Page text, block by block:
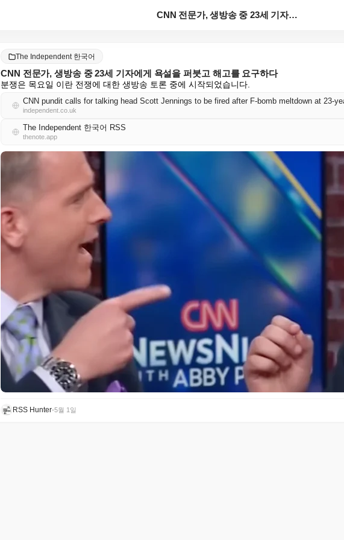
CNN 전문가, 생방송 중 23세 기자에게 욕설을 퍼붓...
The Independent 한국어
CNN 전문가, 생방송 중 23세 기자에게 욕설을 퍼붓고 해고를 요구하다
분쟁은 목요일 이란 전쟁에 대한 생방송 토론 중에 시작되었습니다.
CNN pundit calls for talking head Scott Jennings to be fired after F-bomb meltdown at 23-
independent.co.uk
The Independent 한국어 RSS
thenote.app
RSS Hunter•5월 1일